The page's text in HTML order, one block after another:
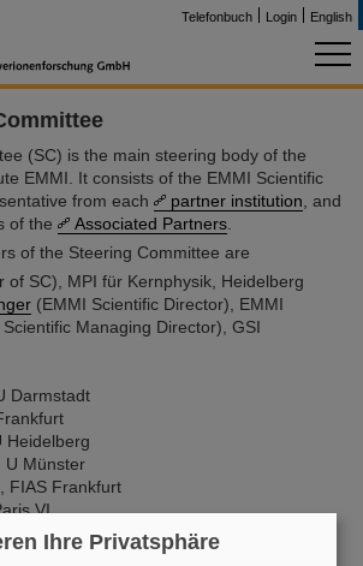
Telefonbuch Login English
(SC) is the main steering body of the
EMMI. It consists of the EMMI Scientific
from each
partner institution , and
of the
Associated Partners
of the Steering Committee are
of SC), MPI für Kernphysik, Heidelberg
(EMMI Scientific Director), EMMI
Managing Director), GSI
Darmstadt
Heidelberg
, U Münster
, FIAS Frankfurt
VI
Ihre Privatsphäre